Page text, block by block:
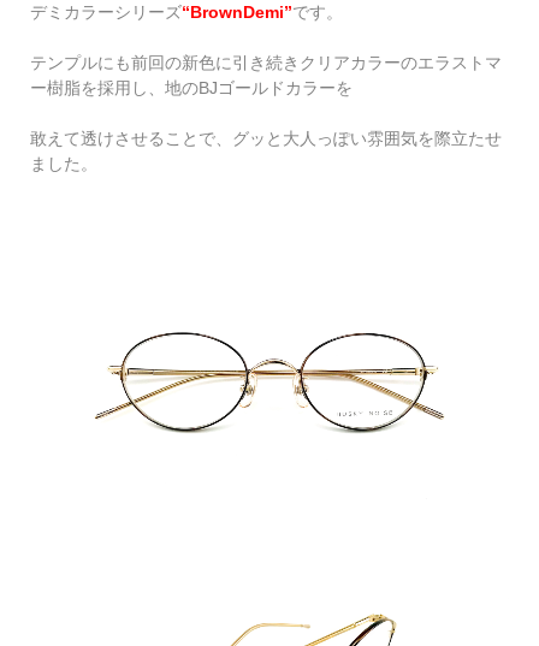
デミカラーシリーズ“BrownDemi”です。
テンプルにも前回の新色に引き続きクリアカラーのエラストマ
ー樹脂を採用し、地のBJゴールドカラーを
敢えて透けさせることで、グッと大人っぽい雰囲気を際立たせ
ました。